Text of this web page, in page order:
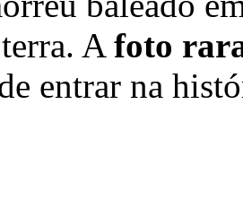
A foto
entrar na